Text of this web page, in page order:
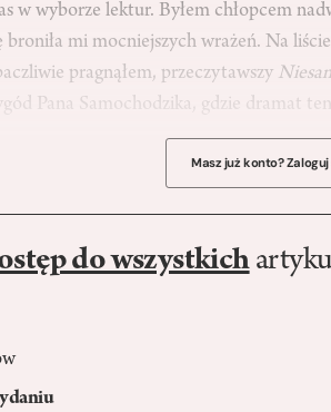
w wyborze lektur. Byłem chłopcem
mi mocniejszych wrażeń. Na
pragnąłem, przeczytawszy
Pana Samochodzika, gdzie dramat
Masz już konto?
do wszystkich